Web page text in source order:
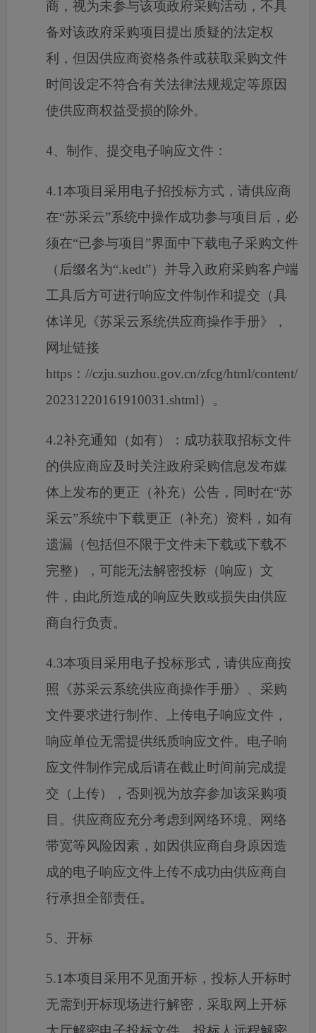
商，视为未参与该项政府采购活动，不具
备对该政府采购项目提出质疑的法定权
利，但因供应商资格条件或获取采购文件
时间设定不符合有关法律法规规定等原因
使供应商权益受损的除外。
4、制作、提交电子响应文件：
4.1本项目采用电子招投标方式，请供应商
在“苏采云”系统中操作成功参与项目后，必
须在“已参与项目”界面中下载电子采购文件
（后缀名为“.kedt”）并导入政府采购客户端
工具后方可进行响应文件制作和提交（具
体详见《苏采云系统供应商操作手册》，
网址链接
https：//czju.suzhou.gov.cn/zfcg/html/content/
20231220161910031.shtml）。
4.2补充通知（如有）：成功获取招标文件
的供应商应及时关注政府采购信息发布媒
体上发布的更正（补充）公告，同时在“苏
采云”系统中下载更正（补充）资料，如有
遗漏（包括但不限于文件未下载或下载不
完整），可能无法解密投标（响应）文
件，由此所造成的响应失败或损失由供应
商自行负责。
4.3本项目采用电子投标形式，请供应商按
照《苏采云系统供应商操作手册》、采购
文件要求进行制作、上传电子响应文件，
响应单位无需提供纸质响应文件。电子响
应文件制作完成后请在截止时间前完成提
交（上传），否则视为放弃参加该采购项
目。供应商应充分考虑到网络环境、网络
带宽等风险因素，如因供应商自身原因造
成的电子响应文件上传不成功由供应商自
行承担全部责任。
5、开标
5.1本项目采用不见面开标，投标人开标时
无需到开标现场进行解密，采取网上开标